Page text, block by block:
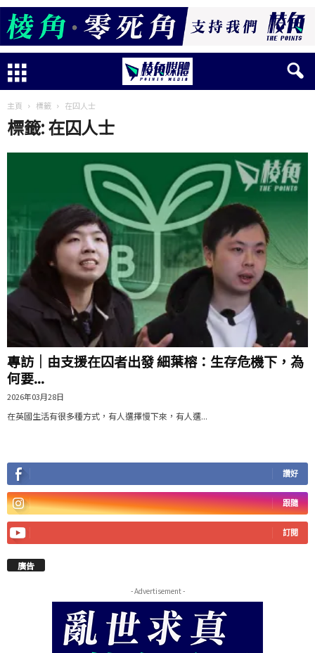
主頁 標籤 在囚人士
標籤: 在囚人士
專訪｜由支援在囚者出發 細葉榕：生存危機下，為
何要...
2026年03月28日
在英國生活有很多種方式，有人選擇慢下來，有人選...
讚好
跟隨
訂閱
廣告
- Advertisement -